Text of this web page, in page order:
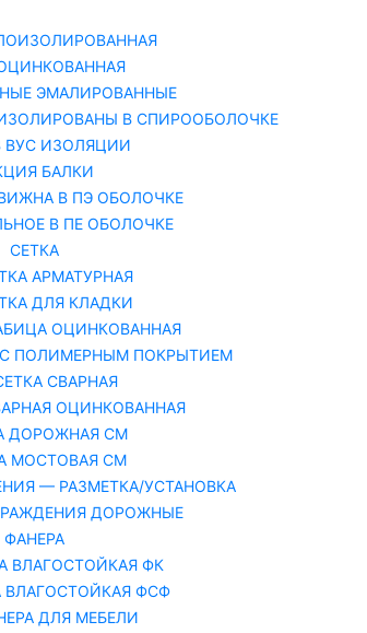
ЭМАЛИРОВАННЫЕ
В СПИРООБОЛОЧКЕ
ВУС ИЗОЛЯЦИИ
БАЛКИ
В ПЭ ОБОЛОЧКЕ
В ПЕ ОБОЛОЧКЕ
СЕТКА
АРМАТУРНАЯ
ДЛЯ КЛАДКИ
ОЦИНКОВАННАЯ
С ПОЛИМЕРНЫМ ПОКРЫТИЕМ
СВАРНАЯ
ОЦИНКОВАННАЯ
ДОРОЖНАЯ СМ
МОСТОВАЯ СМ
— РАЗМЕТКА/УСТАНОВКА
ДОРОЖНЫЕ
ФАНЕРА
ВЛАГОСТОЙКАЯ ФК
ВЛАГОСТОЙКАЯ ФСФ
ДЛЯ МЕБЕЛИ